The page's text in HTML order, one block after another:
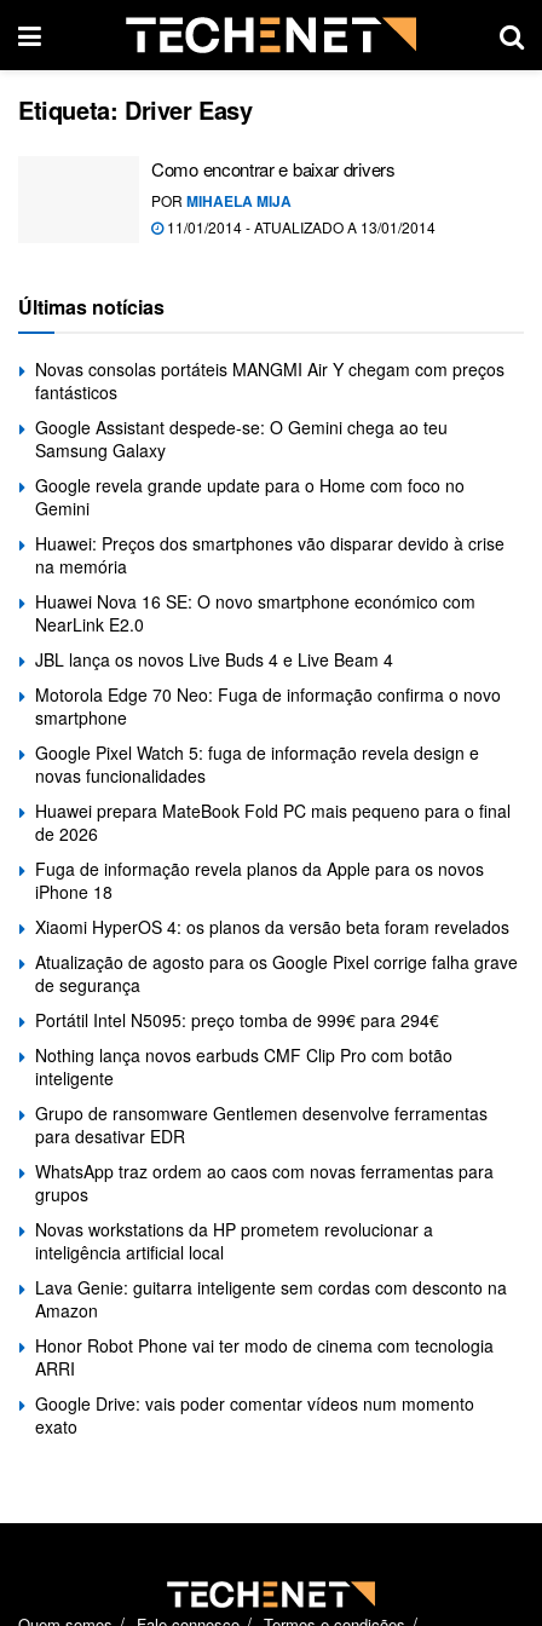
Etiqueta: Driver Easy
Como encontrar e baixar drivers
POR MIHAELA MIJA
11/01/2014 - ATUALIZADO A 13/01/2014
Últimas notícias
Novas consolas portáteis MANGMI Air Y chegam com preços
fantásticos
Google Assistant despede-se: O Gemini chega ao teu
Samsung Galaxy
Google revela grande update para o Home com foco no
Gemini
Huawei: Preços dos smartphones vão disparar devido à crise
na memória
Huawei Nova 16 SE: O novo smartphone económico com
NearLink E2.0
JBL lança os novos Live Buds 4 e Live Beam 4
Motorola Edge 70 Neo: Fuga de informação confirma o novo
smartphone
Google Pixel Watch 5: fuga de informação revela design e
novas funcionalidades
Huawei prepara MateBook Fold PC mais pequeno para o final
de 2026
Fuga de informação revela planos da Apple para os novos
iPhone 18
Xiaomi HyperOS 4: os planos da versão beta foram revelados
Atualização de agosto para os Google Pixel corrige falha grave
de segurança
Portátil Intel N5095: preço tomba de 999€ para 294€
Nothing lança novos earbuds CMF Clip Pro com botão
inteligente
Grupo de ransomware Gentlemen desenvolve ferramentas
para desativar EDR
WhatsApp traz ordem ao caos com novas ferramentas para
grupos
Novas workstations da HP prometem revolucionar a
inteligência artificial local
Lava Genie: guitarra inteligente sem cordas com desconto na
Amazon
Honor Robot Phone vai ter modo de cinema com tecnologia
ARRI
Google Drive: vais poder comentar vídeos num momento
exato